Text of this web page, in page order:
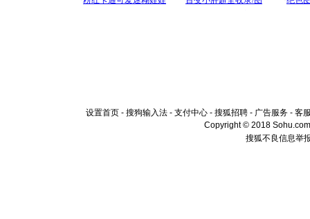
设置首页 - 搜狗输入法 - 支付中心 - 搜狐招聘 - 广告服务 - 客
Copyright © 2018
搜狐不良信息举